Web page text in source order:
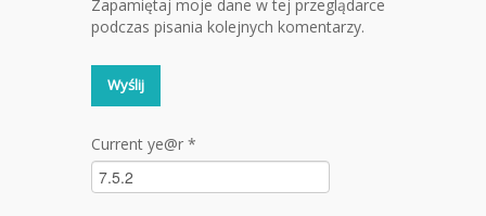
Zapamiętaj moje dane w tej przeglądarce
podczas pisania kolejnych komentarzy.
Current ye@r *